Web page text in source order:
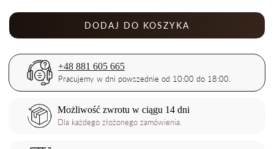
DODAJ DO KOSZYKA
+48 881 605 665
Pracujemy w dni powszednie od 10:00 do 18:00.
Możliwość zwrotu w ciągu 14 dni
Dla każdego złożonego zamówienia.